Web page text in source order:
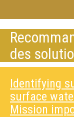
des
Identifying
surface
Mission